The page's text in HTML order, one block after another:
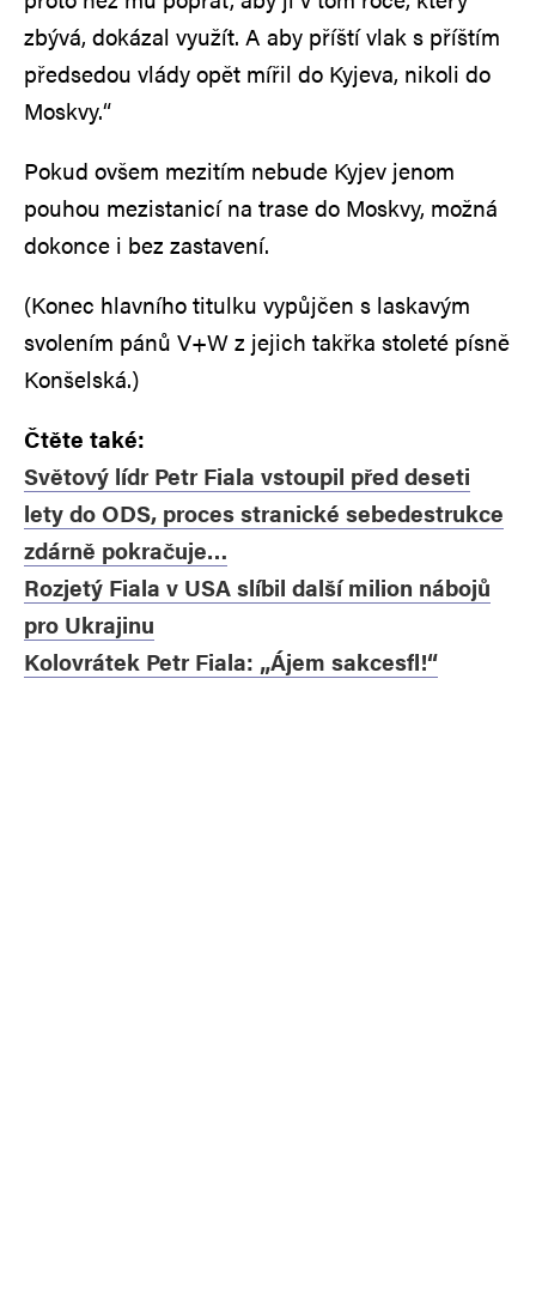
zbývá, dokázal využít. A aby příští vlak s příštím
předsedou vlády opět mířil do Kyjeva, nikoli do
Moskvy.“
Pokud ovšem mezitím nebude Kyjev jenom
pouhou mezistanicí na trase do Moskvy, možná
dokonce i bez zastavení.
(Konec hlavního titulku vypůjčen s laskavým
svolením pánů V+W z jejich takřka stoleté písně
Konšelská.)
Čtěte také:
Světový lídr Petr Fiala vstoupil před deseti
lety do ODS, proces stranické sebedestrukce
zdárně pokračuje…
Rozjetý Fiala v USA slíbil další milion nábojů
pro Ukrajinu
Kolovrátek Petr Fiala: „Ájem sakcesfl!“